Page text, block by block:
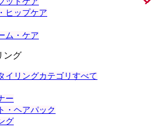
ヒップケア
ム・ケア
ング
イリングカテゴリすべて
ー
・ヘアパック
グ